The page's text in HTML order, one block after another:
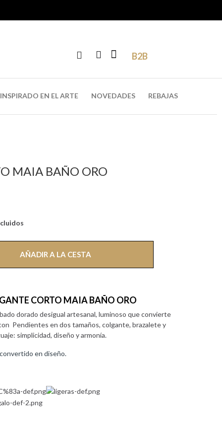
B2B
INSPIRADO EN EL ARTE NOVEDADES REBAJAS
MAIA BAÑO ORO
AÑADIR A LA CESTA
CORTO MAIA BAÑO ORO
dorado desigual artesanal, luminoso que convierte
Pendientes en dos tamaños, colgante, brazalete y
simplicidad, diseño y armonía.
en diseño.